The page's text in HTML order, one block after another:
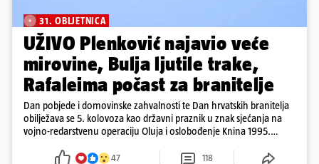
31. OBLJETNICA
UŽIVO Plenković najavio veće
mirovine, Bulja ljutile trake,
Rafaleima počast za branitelje
Dan pobjede i domovinske zahvalnosti te Dan hrvatskih branitelja
obilježava se 5. kolovoza kao državni praznik u znak sjećanja na
vojno-redarstvenu operaciju Oluja i oslobođenje Knina 1995.
47 118